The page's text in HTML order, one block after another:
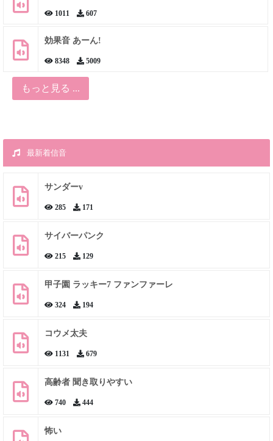
1011 607
効果音 あーん!
8348 5009
もっと見る ...
最新着信音
サンダーv
285 171
サイバーパンク
215 129
甲子園 ラッキー7 ファンファーレ
324 194
コウメ太夫
1131 679
高齢者 聞き取りやすい
740 444
怖い